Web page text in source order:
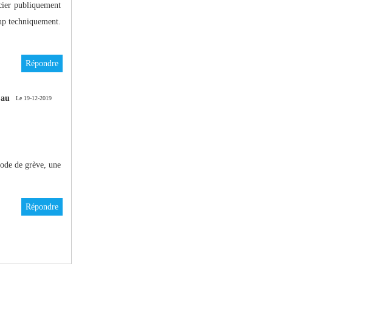
publiquement
techniquement.
Répondre
Le 19-12-2019
de grève, une
Répondre